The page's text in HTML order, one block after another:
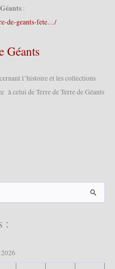
:
de-geants-fete…/
Géants
l’histoire et les collections
à celui de Terre de Terre de Géants
: